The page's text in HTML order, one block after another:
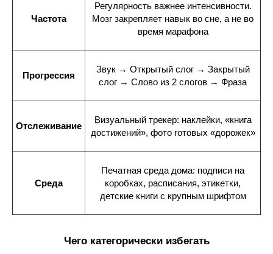
Частота
Регулярность важнее интенсивности.
Мозг закрепляет навык во сне, а не во
время марафона
Прогрессия
Звук → Открытый слог → Закрытый
слог → Слово из 2 слогов → Фраза
Отслеживание
Визуальный трекер: наклейки, «книга
достижений», фото готовых «дорожек»
Среда
Печатная среда дома: подписи на
коробках, расписания, этикетки,
детские книги с крупным шрифтом
Чего категорически избегать